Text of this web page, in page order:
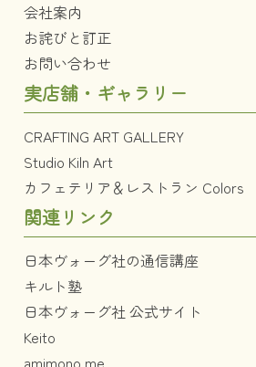
会社案内
お詫びと訂正
お問い合わせ
実店舗・ギャラリー
CRAFTING ART GALLERY
Studio Kiln Art
カフェテリア＆レストラン Colors
関連リンク
日本ヴォーグ社の通信講座
キルト塾
日本ヴォーグ社 公式サイト
Keito
amimono.me